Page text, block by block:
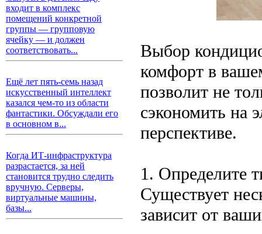
входит в комплекс
помещений конкретной
группы — групповую
ячейку — и должен
соответствовать...
Ещё лет пять-семь назад
искусственный интеллект
казался чем-то из области
фантастики. Обсуждали его
в основном в...
Когда ИТ-инфраструктура
разрастается, за ней
становится трудно следить
вручную. Серверы,
виртуальные машины,
базы...
Выбор
комфорт в
позволит не
сэкономить на
перспективе.
1. Определите
Существует
зависит от